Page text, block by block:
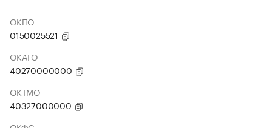
ОКПО
0150025521
ОКАТО
40270000000
ОКТМО
40327000000